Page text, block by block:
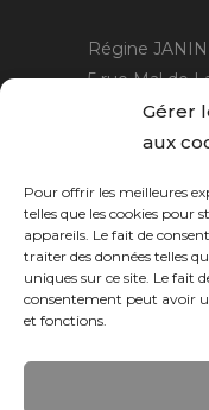
Gérer
aux
Pour offrir les meilleures
telles que les cookies pour
appareils. Le fait de
traiter des données telles
uniques sur ce site. Le fait
consentement peut avoir
et fonctions.
Régine JANIN
5 rue Mal de
21220
06 15 15 80 29
Horaires :sur